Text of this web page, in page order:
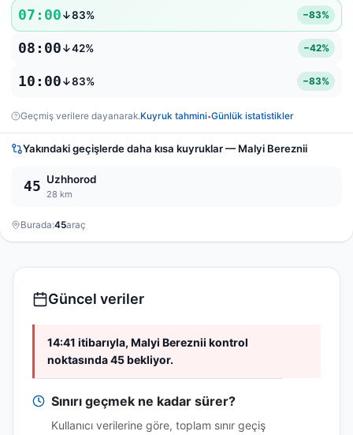
07:00↓83% −83%
08:00↓42% −42%
10:00↓83% −83%
Geçmiş verilere dayanarak.Kuyruk tahmini•Günlük istatistikler
Yakındaki geçişlerde daha kısa kuyruklar — Malyi Bereznii
45 Uzhhorod
28 km
Burada:45araç
Güncel veriler
14:41 itibarıyla, Malyi Bereznii kontrol
noktasında 45 bekliyor.
Sınırı geçmek ne kadar sürer?
Kullanıcı verilerine göre, toplam sınır geçiş